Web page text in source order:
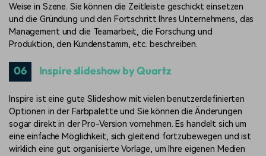
Weise in Szene. Sie können die Zeitleiste geschickt einsetzen
und die Gründung und den Fortschritt Ihres Unternehmens, das
Management und die Teamarbeit, die Forschung und
Produktion, den Kundenstamm, etc. beschreiben.
06 Inspire slideshow by Quartz
Inspire ist eine gute Slideshow mit vielen benutzerdefinierten
Optionen in der Farbpalette und Sie können die Änderungen
sogar direkt in der Pro-Version vornehmen. Es handelt sich um
eine einfache Möglichkeit, sich gleitend fortzubewegen und ist
wirklich eine gut organisierte Vorlage, um Ihre eigenen Medien